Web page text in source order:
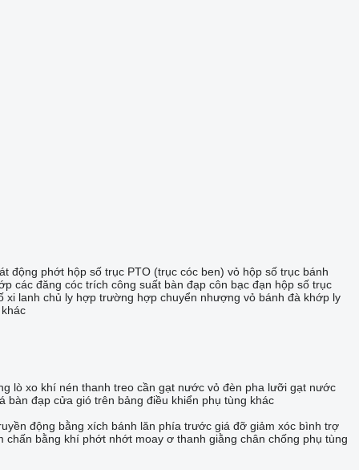
động phớt hộp số trục PTO (trục cóc ben) vỏ hộp số trục bánh
các đăng cóc trích công suất bàn đạp côn bạc đạn hộp số trục
xi lanh chủ ly hợp trường hợp chuyển nhượng vỏ bánh đà khớp ly
lò xo khí nén thanh treo cần gạt nước vỏ đèn pha lưỡi gạt nước
bàn đạp cửa gió trên bảng điều khiển phụ tùng khác
động bằng xích bánh lăn phía trước giá đỡ giảm xóc bình trợ
chấn bằng khí phớt nhớt moay ơ thanh giằng chân chống phụ tùng